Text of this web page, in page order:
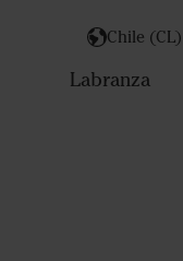
Chile (CL)
Labranza